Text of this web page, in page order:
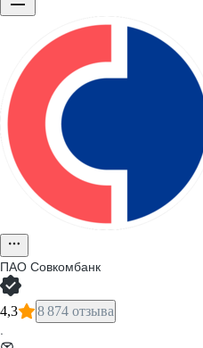
ПАО Совкомбанк
4,3 8 874 отзыва
·